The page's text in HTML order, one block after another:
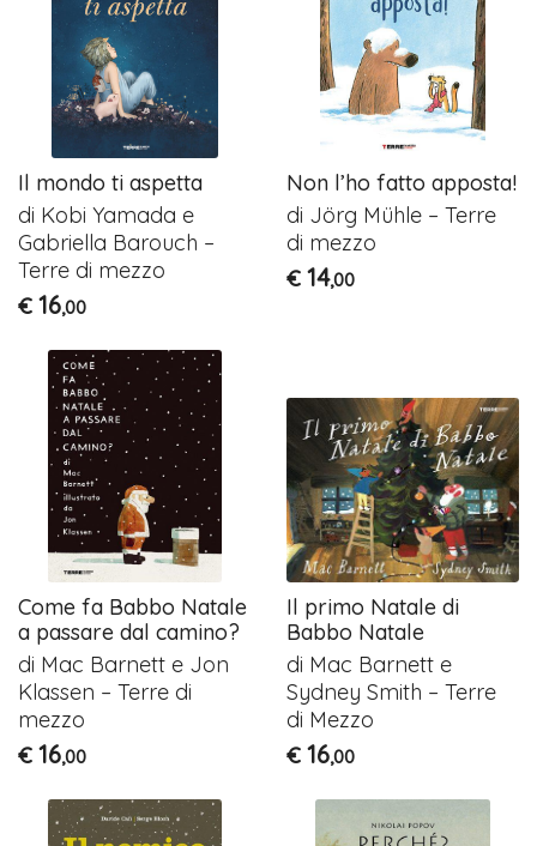
Il mondo ti aspetta
di Kobi Yamada e
Gabriella Barouch –
Terre di mezzo
€ 16,00
Non l’ho fatto apposta!
di Jörg Mühle – Terre
di mezzo
€ 14,00
Come fa Babbo Natale
a passare dal camino?
di Mac Barnett e Jon
Klassen – Terre di
mezzo
€ 16,00
Il primo Natale di
Babbo Natale
di Mac Barnett e
Sydney Smith – Terre
di Mezzo
€ 16,00